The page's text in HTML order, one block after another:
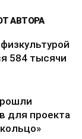
АВТОРА
584 тысячи
для проекта